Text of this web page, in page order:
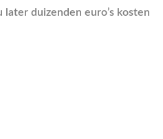
duizenden euro’s kosten